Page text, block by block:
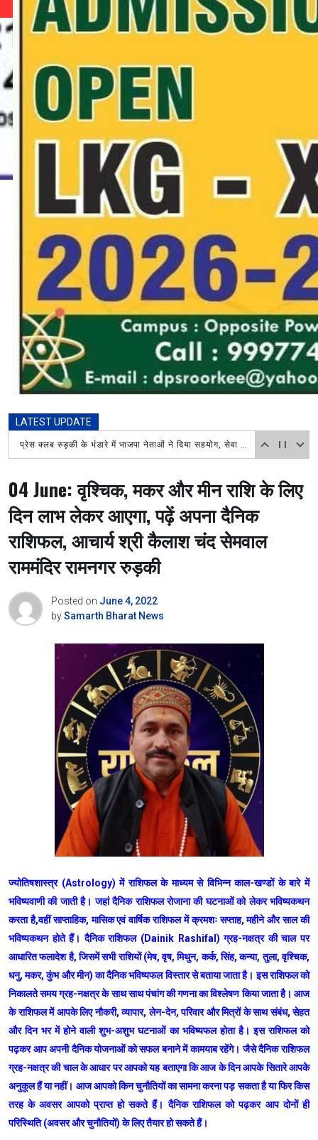
LATEST UPDATE
खोए बच्चे को सकुशल परिजनों से मिलाया, टेक्नोलॉजी बनी सहारा
04 June: वृश्चिक, मकर और मीन राशि के लिए
दिन लाभ लेकर आएगा, पढ़ें अपना दैनिक
राशिफल, आचार्य श्री कैलाश चंद सेमवाल
राममंदिर रामनगर रुड़की
Posted on June 4, 2022
bySamarth Bharat News
ज्योतिषशास्त्र (Astrology) में राशिफल के माध्यम से विभिन्न काल-खण्डों के बारे में
भविष्यवाणी की जाती है। जहां दैनिक राशिफल रोजाना की घटनाओं को लेकर भविष्यकथन
करता है,वहीं साप्ताहिक, मासिक एवं वार्षिक राशिफल में क्रमशः सप्ताह, महीने और साल की
भविष्यकथन होते हैं। दैनिक राशिफल (Dainik Rashifal) ग्रह-नक्षत्र की चाल पर
आधारित फलादेश है, जिसमें सभी राशियों (मेष, वृष, मिथुन, कर्क, सिंह, कन्या, तुला, वृश्चिक,
धनु, मकर, कुंभ और मीन) का दैनिक भविष्यफल विस्तार से बताया जाता है। इस राशिफल को
निकालते समय ग्रह-नक्षत्र के साथ साथ पंचांग की गणना का विश्लेषण किया जाता है। आज
के राशिफल में आपके लिए नौकरी, व्यापार, लेन-देन, परिवार और मित्रों के साथ संबंध, सेहत
और दिन भर में होने वाली शुभ-अशुभ घटनाओं का भविष्यफल होता है। इस राशिफल को
पढ़कर आप अपनी दैनिक योजनाओं को सफल बनाने में कामयाब रहेंगे। जैसे दैनिक राशिफल
ग्रह-नक्षत्र की चाल के आधार पर आपको यह बताएगा कि आज के दिन आपके सितारे आपके
अनुकूल हैं या नहीं। आज आपको किन चुनौतियों का सामना करना पड़ सकता है या फिर किस
तरह के अवसर आपको प्राप्त हो सकते हैं। दैनिक राशिफल को पढ़कर आप दोनों ही
परिस्थिति (अवसर और चुनौतियों) के लिए तैयार हो सकते हैं।